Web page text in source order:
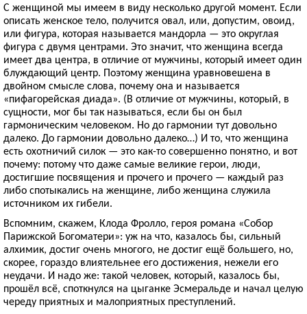
С женщиной мы имеем в виду несколько другой момент. Если
описать женское тело, получится овал, или, допустим, овоид,
или фигура, которая называется мандорла — это округлая
фигура с двумя центрами. Это значит, что женщина всегда
имеет два центра, в отличие от мужчины, который имеет один
блуждающий центр. Поэтому женщина уравновешена в
двойном смысле слова, почему она и называется
«пифагорейская диада». (В отличие от мужчины, который, в
сущности, мог бы так называться, если бы он был
гармоническим человеком. Но до гармонии тут довольно
далеко. До гармонии довольно далеко…) И то, что женщина
есть охотничий силок — это как-то совершенно понятно, и вот
почему: потому что даже самые великие герои, люди,
достигшие посвящения и прочего и прочего — каждый раз
либо спотыкались на женщине, либо женщина служила
источником их гибели.
Вспомним, скажем, Клода Фролло, героя романа «Собор
Парижской Богоматери»: уж на что, казалось бы, сильный
алхимик, достиг очень многого, не достиг ещё большего, но,
скорее, гораздо влиятельнее его достижения, нежели его
неудачи. И надо же: такой человек, который, казалось бы,
прошёл всё, споткнулся на цыганке Эсмеральде и начал целую
череду приятных и малоприятных преступлений.